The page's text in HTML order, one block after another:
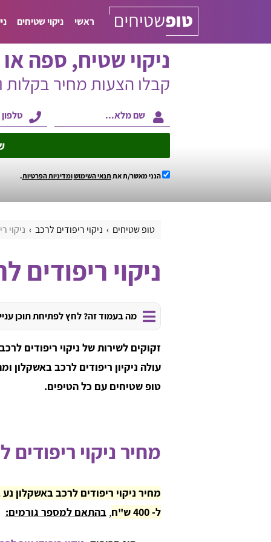
ראשי ניקוי שטיחים
ניקוי שטיח, ספה או
קבלו הצעות מחיר
הנני מאשר/ת את תנאי השימושומדיניות הפרטיות.
טופ שטיחים ניקוי ריפודים לרכב ניקוי
ניקוי ריפודים
מה בעמוד זה? לחץ לפתיחת תוכן
זקוקים לשירות של ניקוי ריפודים
עולה ניקיון ריפודים לרכב באשקלון
טופ שטיחים עם כל הטיפים.
מחיר ניקוי
ל- 400 ש"ח
,בהתאם למספר גורמים: